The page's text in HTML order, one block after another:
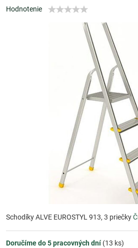
Hodnotenie
Schodíky ALVE EUROSTYL 913, 3 priečky
Doručíme do 5 pracovných dní(13 ks)